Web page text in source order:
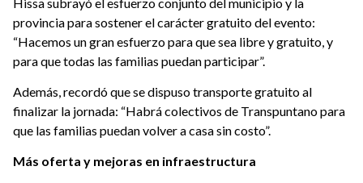
provincia para sostener el carácter gratuito del evento:
“Hacemos un gran esfuerzo para que sea libre y gratuito, y
para que todas las familias puedan participar”.
Además, recordó que se dispuso transporte gratuito al
finalizar la jornada: “Habrá colectivos de Transpuntano para
que las familias puedan volver a casa sin costo”.
Más oferta y mejoras en infraestructura